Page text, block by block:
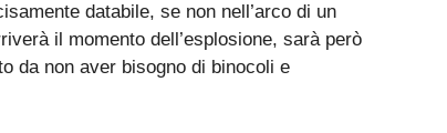
databile, se non nell’arco di un
il momento dell’esplosione, sarà però
da non aver bisogno di binocoli e